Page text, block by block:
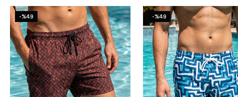
-%49 -%49